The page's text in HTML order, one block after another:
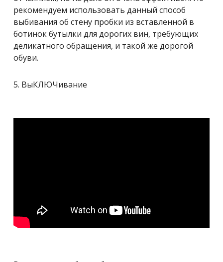
рекомендуем использовать данный способ
выбивания об стену пробки из вставленной в
ботинок бутылки для дорогих вин, требующих
деликатного обращения, и такой же дорогой
обуви.
5. ВыКЛЮЧивание